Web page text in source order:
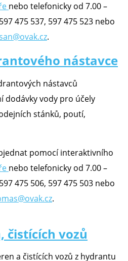
nebo telefonicky od 7.00 –
475 537, 597 475 523 nebo
.
nástavce
nástavců
dodávky vody pro účely
stánků, poutí,
pomocí interaktivního
nebo telefonicky od 7.00 –
475 506, 597 475 503 nebo
.
čistících vozů
a čistících vozů z hydrantu